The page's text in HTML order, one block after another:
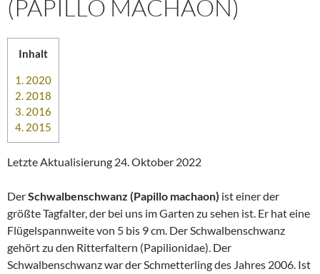
(PAPILLO MACHAON)
Inhalt
1. 2020
2. 2018
3. 2016
4. 2015
Letzte Aktualisierung 24. Oktober 2022
DerSchwalbenschwanz (Papillo machaon) ist einer der
größte Tagfalter, der bei uns im Garten zu sehen ist. Er hat eine
Flügelspannweite von 5 bis 9 cm. Der Schwalbenschwanz
gehört zu den Ritterfaltern (Papilionidae). Der
Schwalbenschwanz war der Schmetterling des Jahres 2006. Ist